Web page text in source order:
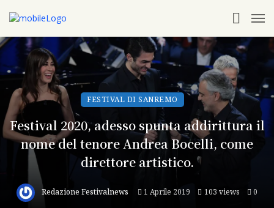
FESTIVAL DI SANREMO
Festival 2020, adesso spunta addirittura il
nome del tenore Andrea Bocelli, come
direttore artistico.
Redazione Festivalnews 1 Aprile 2019 103 views 0